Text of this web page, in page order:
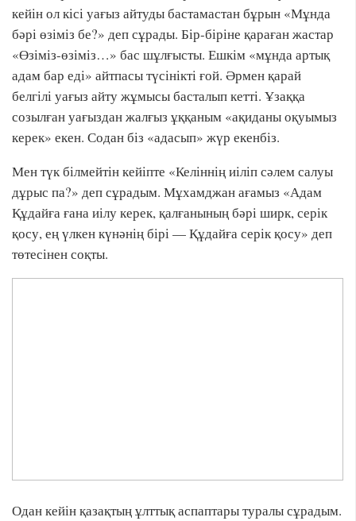
кейін ол кісі уағыз айтуды бастамастан бұрын «Мұнда
бәрі өзіміз бе?» деп сұрады. Бір-біріне қараған жастар
«Өзіміз-өзіміз…» бас шұлғысты. Ешкім «мұнда артық
адам бар еді» айтпасы түсінікті ғой. Әрмен қарай
белгілі уағыз айту жұмысы басталып кетті. Ұзаққа
созылған уағыздан жалғыз ұққаным «ақиданы оқуымыз
керек» екен. Содан біз «адасып» жүр екенбіз.
Мен түк білмейтін кейіпте «Келіннің иіліп сәлем салуы
дұрыс па?» деп сұрадым. Мұхамджан ағамыз «Адам
Құдайға ғана иілу керек, қалғанының бәрі ширк, серік
қосу, ең үлкен күнәнің бірі — Құдайға серік қосу» деп
төтесінен соқты.
Одан кейін қазақтың ұлттық аспаптары туралы сұрадым.